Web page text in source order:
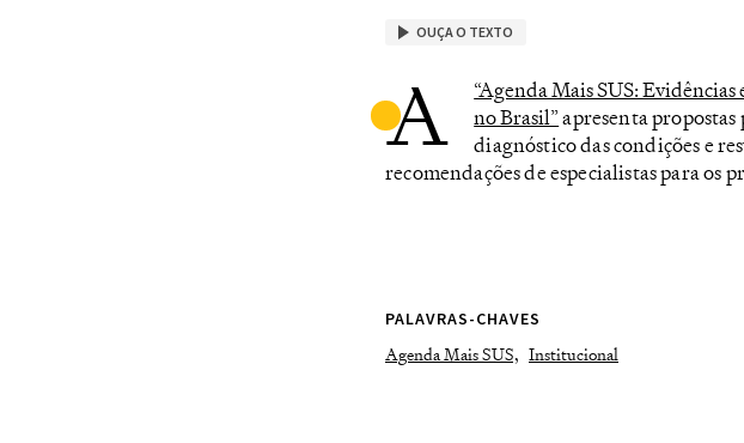
OUÇA O TEXTO
A
“Agenda Mais SUS:
no Brasil”apresenta
diagnóstico das condições e
recomendações de especialistas para os
PALAVRAS-CHAVES
Agenda Mais SUS, Institucional